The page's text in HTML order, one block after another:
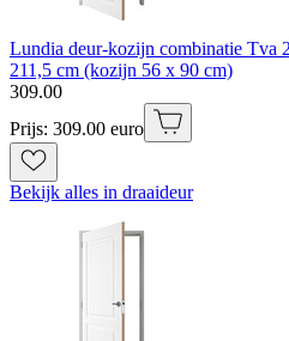
Lundia deur-kozijn combinatie Tva
211,5 cm (kozijn 56 x 90 cm)
309.00
Prijs: 309.00 euro
Bekijk alles in draaideur